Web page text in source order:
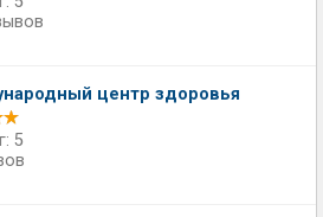
центр здоровья
5